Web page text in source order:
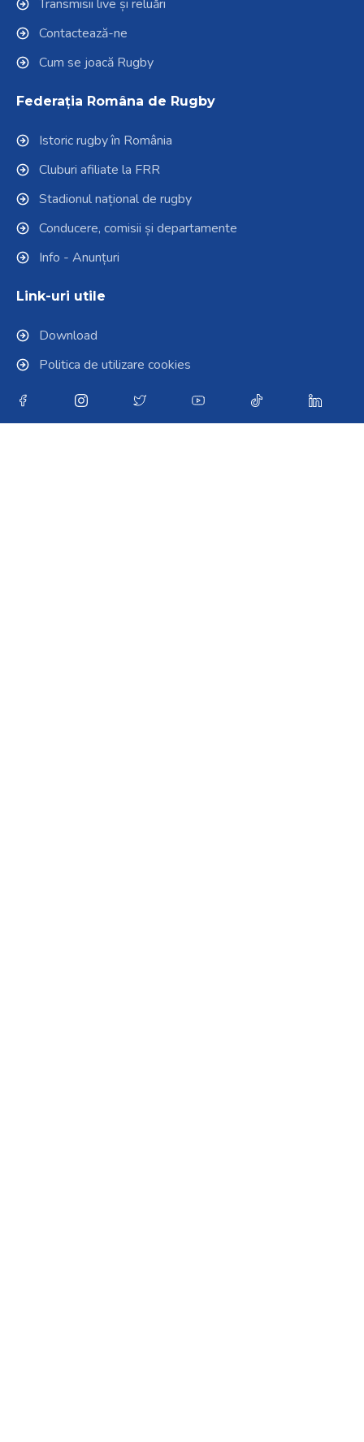
Transmisii live și reluări
Contactează-ne
Cum se joacă Rugby
Federația Româna de Rugby
Istoric rugby în România
Cluburi afiliate la FRR
Stadionul național de rugby
Conducere, comisii și departamente
Info - Anunțuri
Link-uri utile
Download
Politica de utilizare cookies